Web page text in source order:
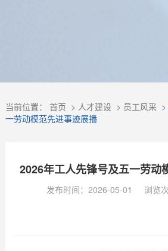
当前位置： 首页 > 人才建设> 员工风采 >
一劳动模范先进事迹展播
2026年工人先锋号及五一劳动
发布时间：2026-05-01 浏览